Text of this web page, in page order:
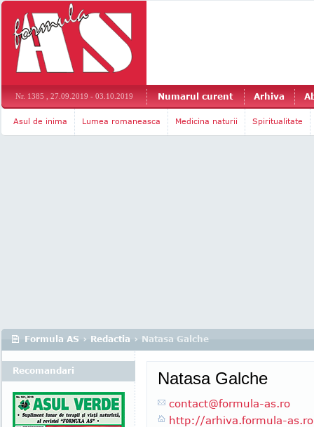
Nr. 1385 , 27.09.2019 - 03.10.2019 Numarul curent Arhiva
Asul de inima Lumea romaneasca Medicina naturii Spiritualitate
Formula AS › Redactia › Natasa Galche
Natasa Galche
contact@formula-as.ro
http://arhiva.formula-as.ro
Recomandari